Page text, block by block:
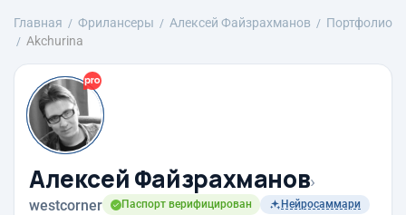
Главная Фрилансеры Алексей Файзрахманов
Портфолио
Akchurina
Алексей Файзрахманов›
westcorner Паспорт верифицирован Нейросаммари